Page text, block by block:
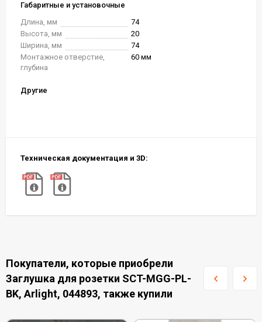
Габаритные и установочные
Длина, мм
74
Высота, мм
20
Ширина, мм
74
Монтажное отверстие,
глубина
60 мм
Другие
Техническая документация и 3D:
Покупатели, которые приобрели
Заглушка для розетки SCT-MGG-PL-
BK, Arlight, 044893, также купили